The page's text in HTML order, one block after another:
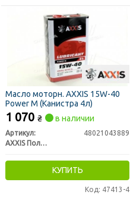
Масло моторн. AXXIS 15W-40
Power M (Канистра 4л)
1 070 ₴ в наличии
Артикул:
48021043889
AXXIS Польша
КУПИТЬ
Код: 47413-4